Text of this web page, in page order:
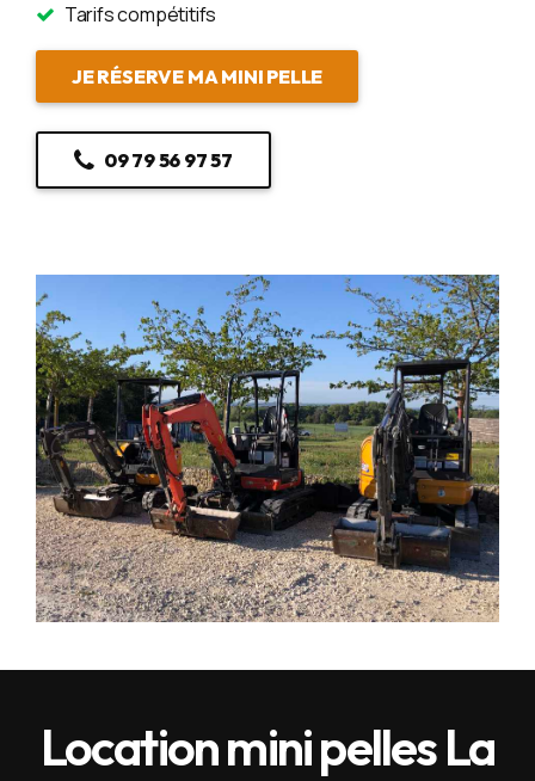
Tarifs compétitifs
JE RÉSERVE MA MINI PELLE
09 79 56 97 57
Location mini pelles La